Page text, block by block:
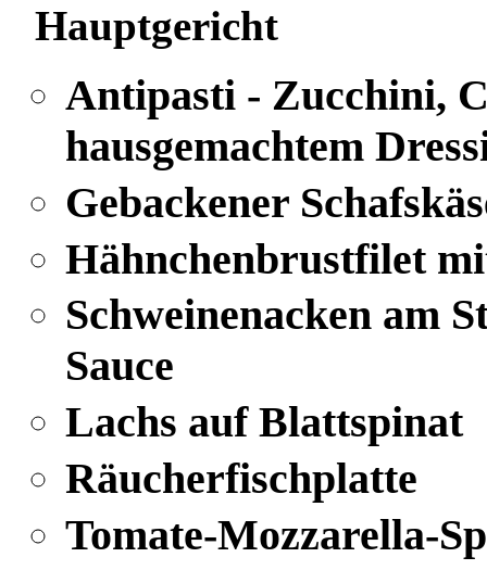
Hauptgericht
Antipasti - Zucchini,
hausgemachtem
Gebackener
Hähnchenbrustfilet
Schweinenacken am
Sauce
Lachs auf Blattspinat
Räucherfischplatte
Tomate-Mozzarella-